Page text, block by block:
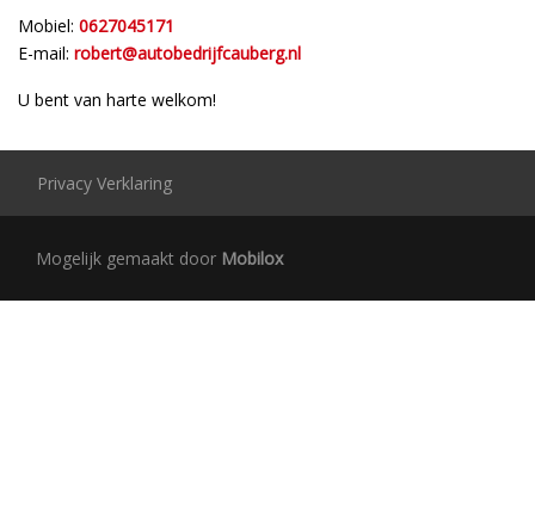
Mobiel: 0627045171
E-mail: robert@autobedrijfcauberg.nl
U bent van harte welkom!
Privacy Verklaring
Mogelijk gemaakt door Mobilox